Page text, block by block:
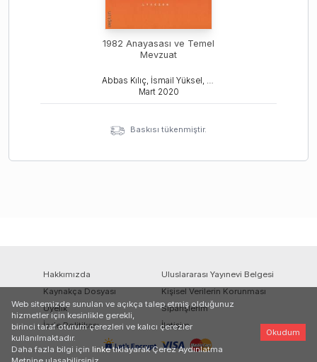
1982 Anayasası ve Temel
Mevzuat
Abbas Kılıç, İsmail Yüksel, Salim Işık
Mart 2020
Baskısı tükenmiştir.
Hakkımızda
Uluslararası Yayınevi Belgesi
Kaynakça Dosyası
Kişisel Verilerin Korunması
Üyelik
Siparişlerim
İade Politikası
İletişim
Web sitemizde sunulan ve açıkça talep etmiş olduğunuz
hizmetler için kesinlikle gerekli,
birinci taraf oturum çerezleri ve kalıcı çerezler
kullanılmaktadır.
Daha fazla bilgi için linke tıklayarak Çerez Aydınlatma
Okudum